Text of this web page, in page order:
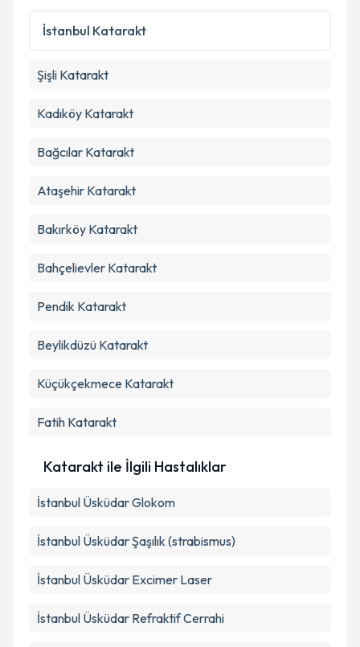
Kişisel verilerimin işlenmesine ilişkinAydınlatma
Metni
'ni okudum ve kişisel verilerimin belirtilen
kapsamda işlenmesini kabul ediyorum.
İstanbul Katarakt
Şişli Katarakt
Kadıköy Katarakt
Bağcılar Katarakt
Ataşehir Katarakt
Bakırköy Katarakt
Bahçelievler Katarakt
Pendik Katarakt
Beylikdüzü Katarakt
Küçükçekmece Katarakt
Fatih Katarakt
Katarakt ile İlgili Hastalıklar
İstanbul Üsküdar Glokom
İstanbul Üsküdar Şaşılık (strabismus)
İstanbul Üsküdar Excimer Laser
İstanbul Üsküdar Refraktif Cerrahi